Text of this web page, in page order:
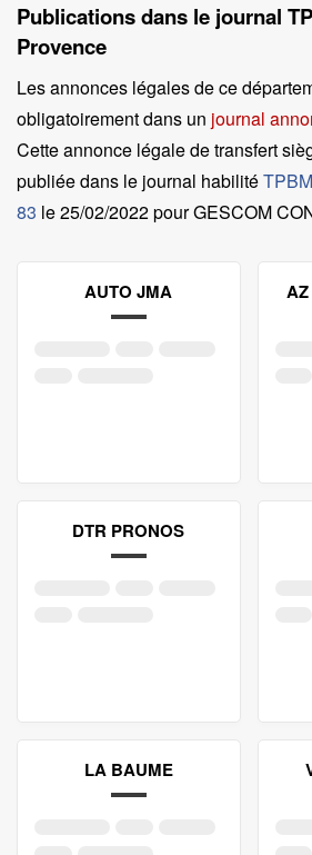
Publications dans le journal
Provence
Les annonces légales de ce
obligatoirement dans un journal
Cette annonce légale de transfert
publiée dans le journal habilité
83 le25/02/2022 pour GESCOM
AUTO JMA
DTR PRONOS
LA BAUME